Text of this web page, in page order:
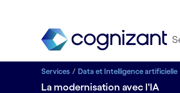
Services Data et Intelligence artificielle
La modernisation avec l'IA